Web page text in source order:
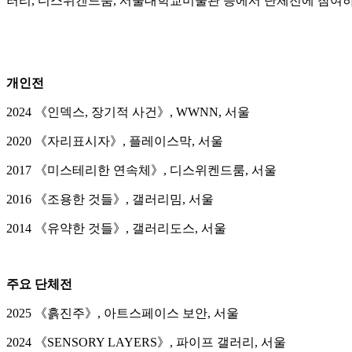
개인전
2024 《인덱스, 장기적 사건》, WWNN, 서울
2020 《자리표시자》, 플레이스막, 서울
2017 《미스테리한 연속체》, 디스위켄드룸, 서울
2016 《조용한 것들》, 갤러리밈, 서울
2014 《유약한 것들》, 갤러리도스, 서울
주요 단체전
2025 《흙진주》, 아트스페이스 보안, 서울
2024 《SENSORY LAYERS》, 파이프 갤러리, 서울